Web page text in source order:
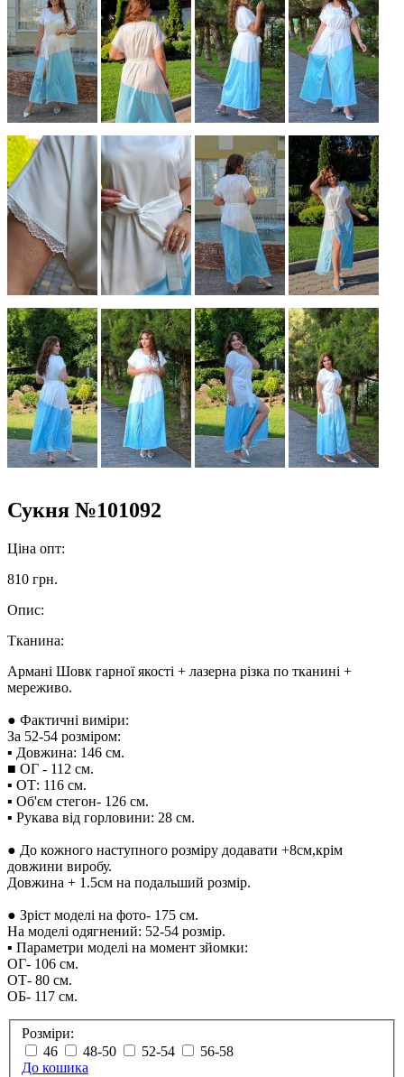
Сукня №101092
Ціна опт:
810 грн.
Опис:
Тканина:
Армані Шовк гарної якості + лазерна різка по тканині +
мереживо.
● Фактичні виміри:
За 52-54 розміром:
▪︎ Довжина: 146 см.
■ ОГ - 112 см.
▪︎ ОТ: 116 см.
▪︎ Об'єм стегон- 126 см.
▪︎ Рукава від горловини: 28 см.
● До кожного наступного розміру додавати +8см,крім
довжини виробу.
Довжина + 1.5см на подальший розмір.
● Зріст моделі на фото- 175 см.
На моделі одягнений: 52-54 розмір.
▪︎ Параметри моделі на момент зйомки:
ОГ- 106 см.
ОТ- 80 см.
ОБ- 117 см.
Розміри:
46
48-50 52-54
56-58
До кошика